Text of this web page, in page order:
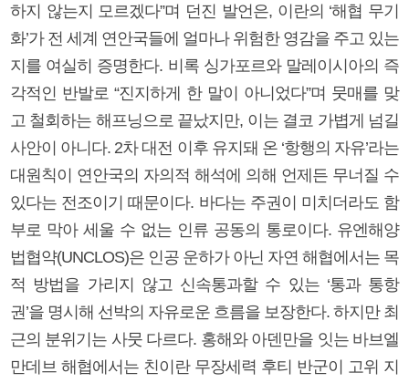
하지 않는지 모르겠다”며 던진 발언은, 이란의 ‘해협 무기
화’가 전 세계 연안국들에 얼마나 위험한 영감을 주고 있는
지를 여실히 증명한다. 비록 싱가포르와 말레이시아의 즉
각적인 반발로 “진지하게 한 말이 아니었다”며 뭇매를 맞
고 철회하는 해프닝으로 끝났지만, 이는 결코 가볍게 넘길
사안이 아니다. 2차 대전 이후 유지돼 온 ‘항행의 자유’라는
대원칙이 연안국의 자의적 해석에 의해 언제든 무너질 수
있다는 전조이기 때문이다. 바다는 주권이 미치더라도 함
부로 막아 세울 수 없는 인류 공동의 통로이다. 유엔해양
법협약(UNCLOS)은 인공 운하가 아닌 자연 해협에서는 목
적 방법을 가리지 않고 신속통과할 수 있는 ‘통과 통항
권’을 명시해 선박의 자유로운 흐름을 보장한다. 하지만 최
근의 분위기는 사뭇 다르다. 홍해와 아덴만을 잇는 바브엘
만데브 해협에서는 친이란 무장세력 후티 반군이 고위 지